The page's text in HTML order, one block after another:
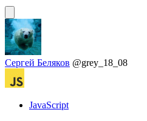
Сергей Беляков @grey_18_08
JavaScript